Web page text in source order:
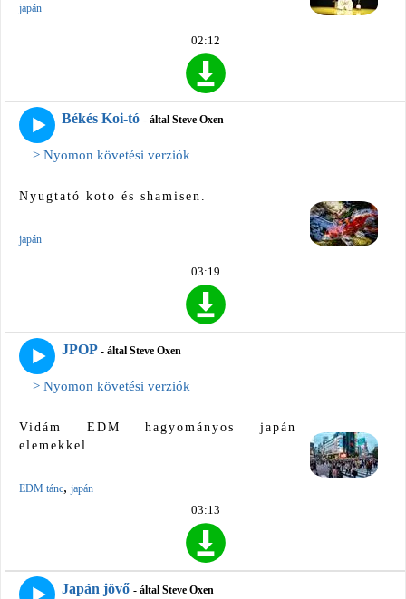
japán
02:12
Békés Koi-tó - által Steve Oxen
> Nyomon követési verziók
Nyugtató koto és shamisen.
japán
03:19
JPOP - által Steve Oxen
> Nyomon követési verziók
Vidám EDM hagyományos japán
elemekkel.
EDM tánc, japán
03:13
Japán jövő - által Steve Oxen